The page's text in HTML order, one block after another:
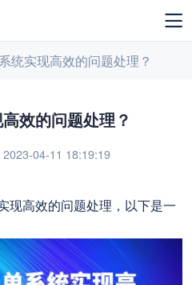
统实现高效的问题处理？
效的问题处理？
04-11 18:19:19
现高效的问题处理，以下是一